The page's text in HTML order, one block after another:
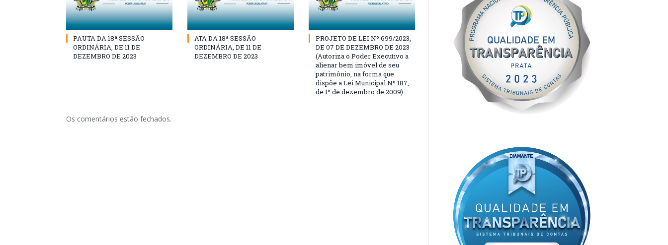
PAUTA DA 18ª SESSÃO
ORDINÁRIA, DE 11 DE
DEZEMBRO DE 2023
ATA DA 18ª SESSÃO
ORDINÁRIA, DE 11 DE
DEZEMBRO DE 2023
PROJETO DE LEI Nº 699/2023,
DE 07 DE DEZEMBRO DE 2023
(Autoriza o Poder Executivo a
alienar bem imóvel de seu
patrimônio, na forma que
dispõe a Lei Municipal Nº 187,
de 1º de dezembro de 2009)
Os comentários estão fechados.